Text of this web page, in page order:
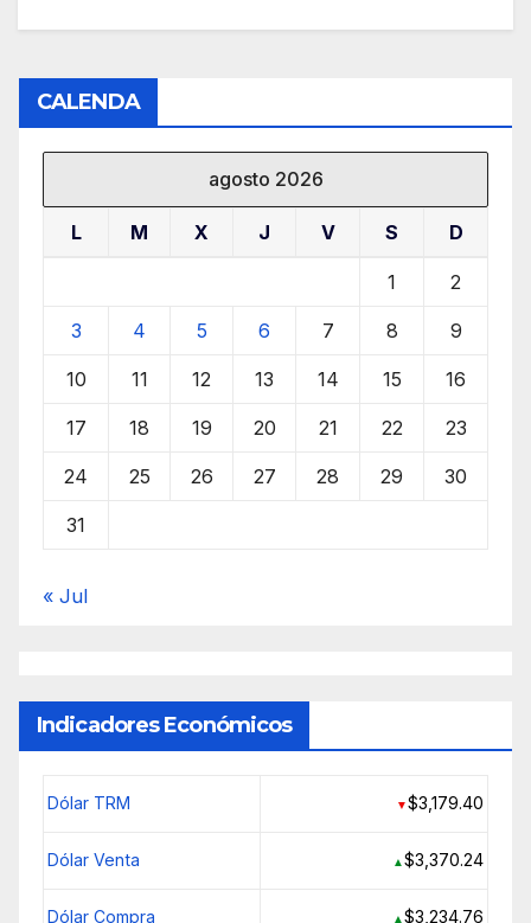
CALENDA
agosto 2026
L M X J V S D
1 2
3 4 5 6 7 8 9
10 11 12 13 14 15 16
17 18 19 20 21 22 23
24 25 26 27 28 29 30
31
« Jul
Indicadores Económicos
Dólar TRM ▼$3,179.40
Dólar Venta ▲$3,370.24
Dólar Compra ▲$3,234.76